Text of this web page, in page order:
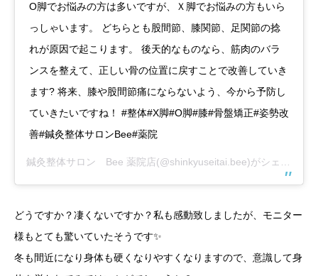
O脚でお悩みの方は多いですが、Ｘ脚でお悩みの方もいら
っしゃいます。 どちらとも股間節、膝関節、足関節の捻
れが原因で起こります。 後天的なものなら、筋肉のバラ
ンスを整えて、正しい骨の位置に戻すことで改善していき
ます? 将来、膝や股間節痛にならないよう、今から予防し
ていきたいですね！ #整体#X脚#O脚#膝#骨盤矯正#姿勢改
善#鍼灸整体サロンBee#薬院
鍼灸整体サロン Bee 薬院店(@shinkyuseitai.bee)がシェアした投稿 –
どうですか？凄くないですか？私も感動致しましたが、モニター
様もとても驚いていたそうです✨
冬も間近になり身体も硬くなりやすくなりますので、意識して身